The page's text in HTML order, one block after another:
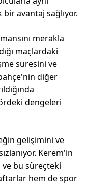
avantaj sağlıyor.
merakla
maçlardaki
süresini ve
diğer
dengeleri
gelişimini ve
Kerem'in
ve bu süreçteki
hem de spor